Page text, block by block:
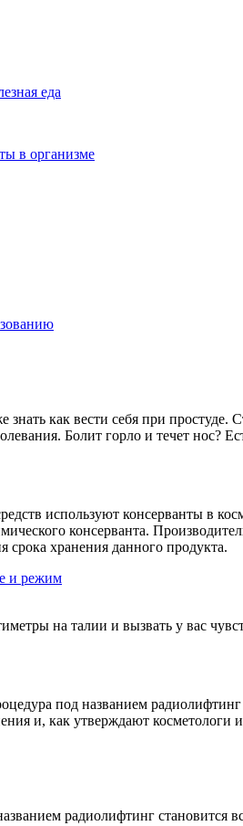
еда
в организме
как вести себя при
Болит горло и течет нос?
используют консерванты в
консерванта.
срока хранения данного продукта.
и режим
на талии и вызвать у вас
под названием
и, как утверждают
радиолифтинг